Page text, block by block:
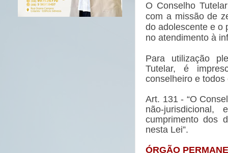
O Conselho
com a missão de
do adolescente e o
no atendimento à
Para utilização
Tutelar, é
conselheiro e
Art. 131 - “O
não-
cumprimento dos
nesta Lei”.
ÓRGÃO